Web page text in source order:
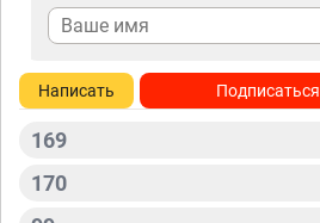
Написать Подписаться
169
170